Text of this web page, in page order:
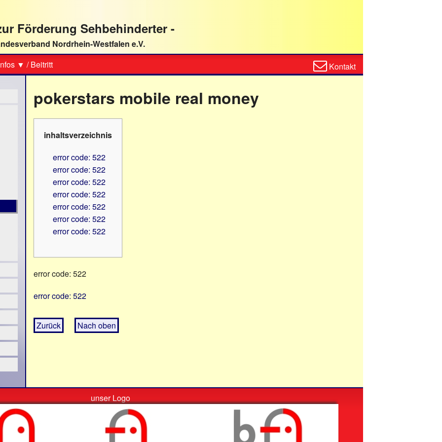
Förderung Sehbehinderter -
Nordrhein-Westfalen e.V.
▼ /Beitritt
Kontaktformular
Kontakt
pokerstars mobile real money
inhaltsverzeichnis
error code: 522
error code: 522
error code: 522
error code: 522
error code: 522
error code: 522
error code: 522
error code: 522
error code: 522
Zurück Nach oben
unser Logo